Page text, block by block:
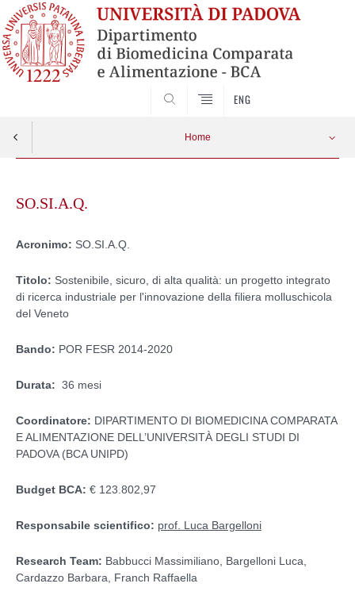
ENG
Home
contentSO.SI.A.Q.
Acronimo: SO.SI.A.Q.
Titolo: Sostenibile, sicuro, di alta qualità: un progetto integrato
di ricerca industriale per l'innovazione della filiera molluschicola
del Veneto
Bando: POR FESR 2014-2020
Durata: 36 mesi
Coordinatore: DIPARTIMENTO DI BIOMEDICINA COMPARATA
E ALIMENTAZIONE DELL’UNIVERSITÀ DEGLI STUDI DI
PADOVA (BCA UNIPD)
Budget BCA: € 123.802,97
Responsabile scientifico: prof. Luca Bargelloni
Research Team: Babbucci Massimiliano, Bargelloni Luca,
Cardazzo Barbara, Franch Raffaella